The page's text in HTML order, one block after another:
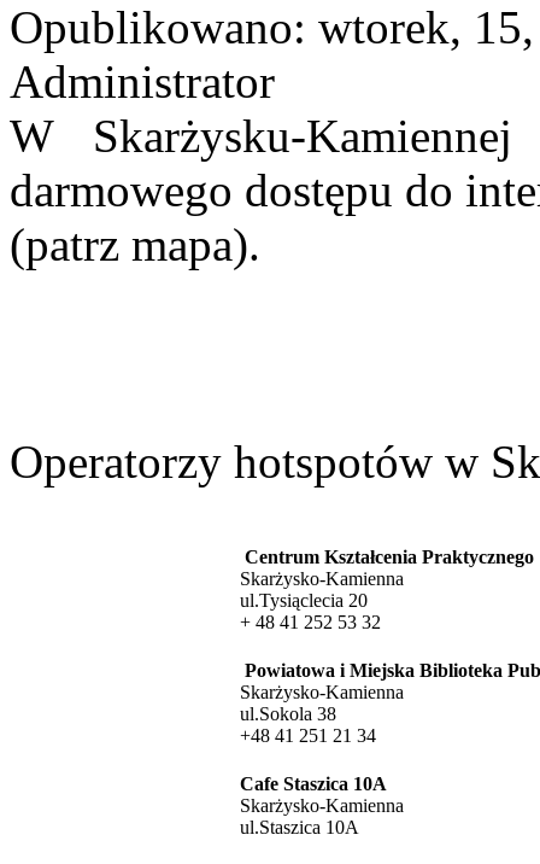
Opublikowano: wtorek,
Administrator
W Skarżysku-
darmowego dostępu do
(patrz mapa).
Operatorzy hotspotów w
Centrum Kształcenia Praktycznego
Skarżysko-Kamienna
ul.Tysiąclecia 20
+ 48 41 252 53 32
Powiatowa i Miejska Biblioteka
Skarżysko-Kamienna
ul.Sokola 38
+48 41 251 21 34
Cafe Staszica 10A
Skarżysko-Kamienna
ul.Staszica 10A